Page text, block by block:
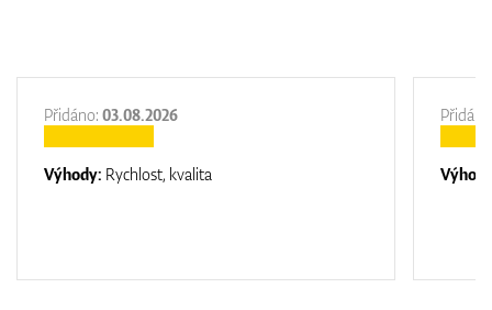
Přidáno: 03.08.2026
Výhody: Rychlost, kvalita